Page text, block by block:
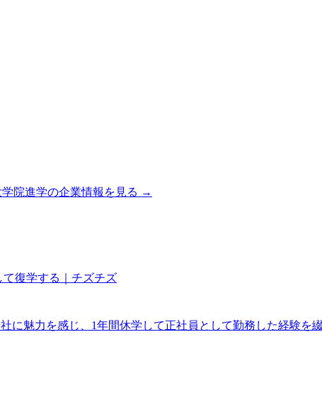
院進学の企業情報を見る →
復学する｜チズチズ
に魅力を感じ、1年間休学して正社員として勤務した経験